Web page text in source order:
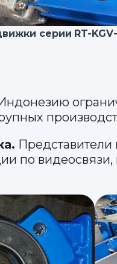
серии RT-
Представители
по